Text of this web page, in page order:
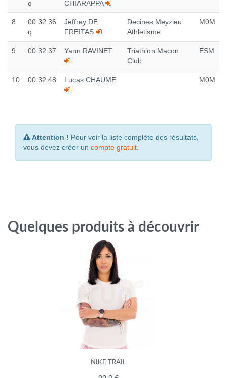
q
CHIARAPPA
8
00:32:36
q
Jeffrey DE
FREITAS
Decines Meyzieu
Athletisme
M0M
9 00:32:37 Yann RAVINET
Triathlon Macon
Club
ESM
10 00:32:48 Lucas CHAUME M0M
Attention ! Pour voir la liste complète des résultats,
vous devez créer un compte gratuit
Quelques produits à découvrir
NIKE TRAIL